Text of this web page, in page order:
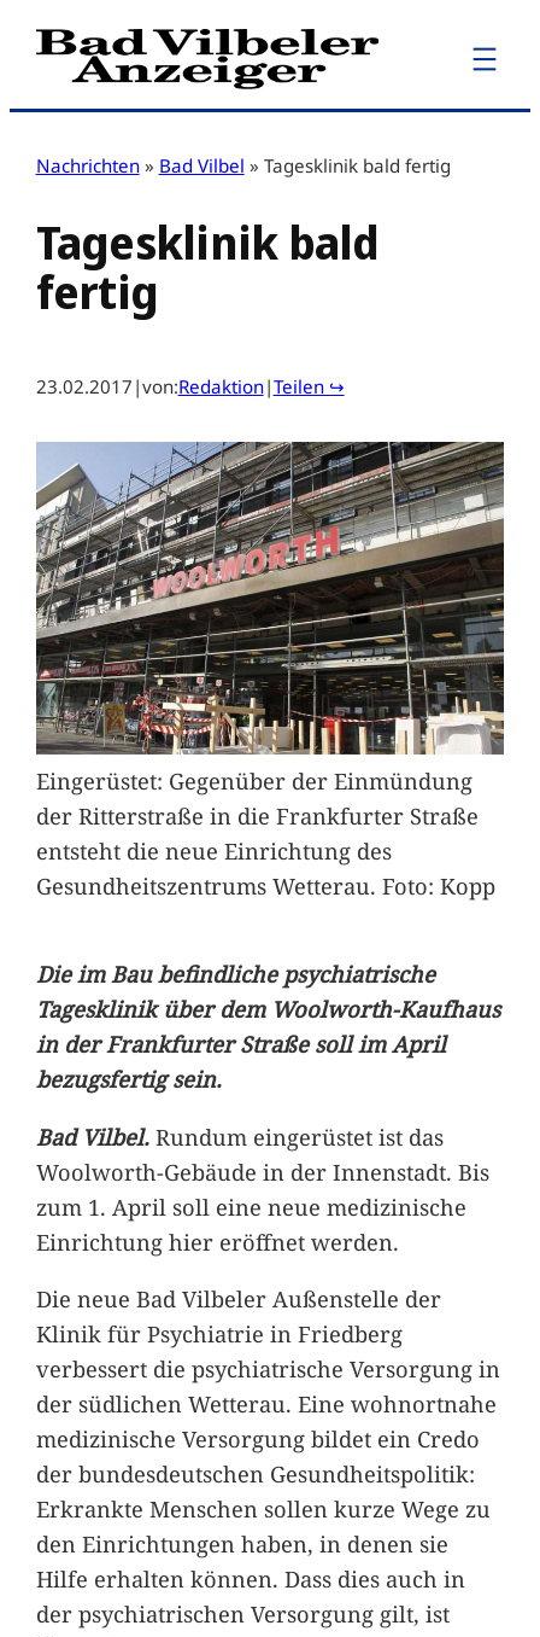
Zum
Inhalt
Nachrichten » Bad Vilbel » Tagesklinik bald fertig
Tagesklinik bald
fertig
23.02.2017 |von:Redaktion|Teilen ↪
Eingerüstet: Gegenüber der Einmündung
der Ritterstraße in die Frankfurter Straße
entsteht die neue Einrichtung des
Gesundheitszentrums Wetterau. Foto: Kopp
Die im Bau befindliche psychiatrische
Tagesklinik über dem Woolworth-Kaufhaus
in der Frankfurter Straße soll im April
bezugsfertig sein.
Bad Vilbel. Rundum eingerüstet ist das
Woolworth-Gebäude in der Innenstadt. Bis
zum 1. April soll eine neue medizinische
Einrichtung hier eröffnet werden.
Die neue Bad Vilbeler Außenstelle der
Klinik für Psychiatrie in Friedberg
verbessert die psychiatrische Versorgung in
der südlichen Wetterau. Eine wohnortnahe
medizinische Versorgung bildet ein Credo
der bundesdeutschen Gesundheitspolitik:
Erkrankte Menschen sollen kurze Wege zu
den Einrichtungen haben, in denen sie
Hilfe erhalten können. Dass dies auch in
der psychiatrischen Versorgung gilt, ist